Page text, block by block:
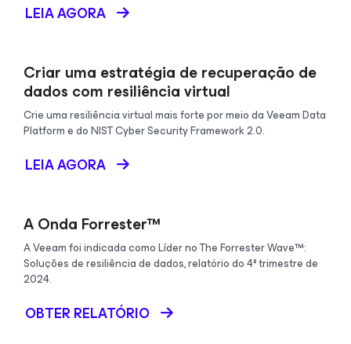
LEIA AGORA
Criar uma estratégia de recuperação de
dados com resiliência virtual
Crie uma resiliência virtual mais forte por meio da Veeam Data
Platform e do NIST Cyber Security Framework 2.0.
LEIA AGORA
A Onda Forrester™
A Veeam foi indicada como Líder no The Forrester Wave™:
Soluções de resiliência de dados, relatório do 4º trimestre de
2024.
OBTER RELATÓRIO